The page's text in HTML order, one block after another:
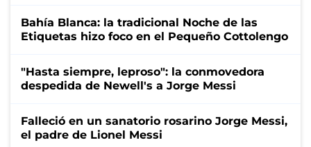
Bahía Blanca: la tradicional Noche de las
Etiquetas hizo foco en el Pequeño Cottolengo
"Hasta siempre, leproso": la conmovedora
despedida de Newell's a Jorge Messi
Falleció en un sanatorio rosarino Jorge Messi,
el padre de Lionel Messi